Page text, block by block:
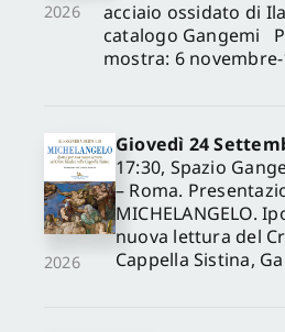
2026
acciaio ossidato di
catalogo Gangemi
mostra: 6
2026
Giovedì 24
17:30, Spazio
– Roma.
MICHELANGELO.
nuova lettura del
Cappella Sistina,